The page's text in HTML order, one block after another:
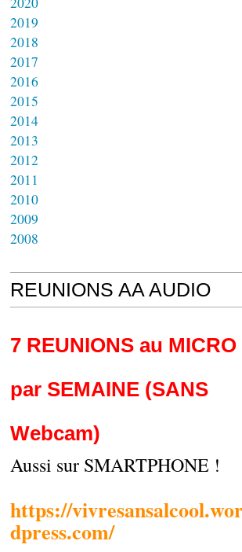
2019
2018
2017
2016
2015
2014
2013
2012
2011
2010
2009
2008
REUNIONS AA AUDIO
7 REUNIONS au MICRO
par SEMAINE (SANS
Webcam)
Aussi sur SMARTPHONE !
https://
dpress.com/